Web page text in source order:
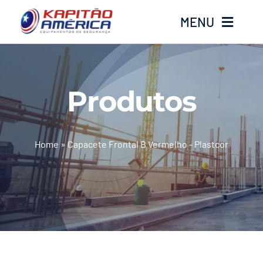
o
MENU
Produtos
Calçados
Luvas
Altura
Produtos
Home»Capacete Frontal B Vermelho - Plastcor